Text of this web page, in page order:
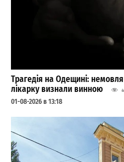
Трагедія на Одещині:
лікарку визнали винною
01-08-2026 в 13:18